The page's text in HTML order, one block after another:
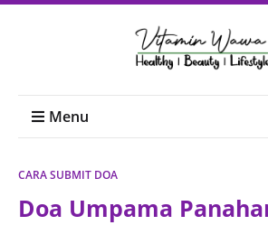
Menu
CARA SUBMIT DOA
Doa Umpama